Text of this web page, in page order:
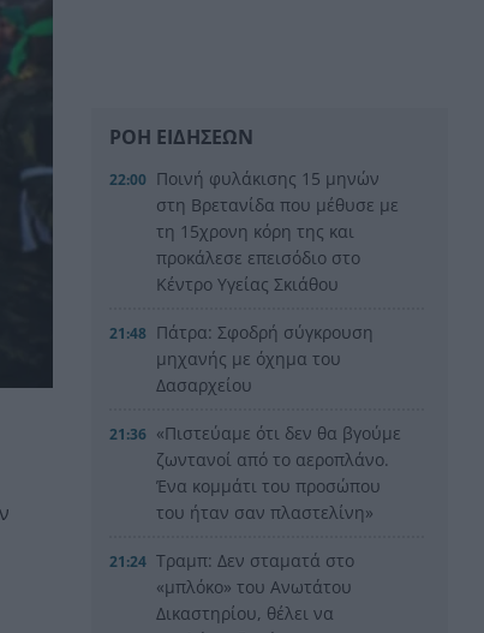
ΡΟΗ ΕΙΔΗΣΕΩΝ
22:00 Ποινή φυλάκισης 15 μηνών
στη Βρετανίδα που μέθυσε με
τη 15χρονη κόρη της και
προκάλεσε επεισόδιο στο
Κέντρο Υγείας Σκιάθου
21:48 Πάτρα: Σφοδρή σύγκρουση
μηχανής με όχημα του
Δασαρχείου
21:36 «Πιστεύαμε ότι δεν θα βγούμε
ζωντανοί από το αεροπλάνο.
Ένα κομμάτι του προσώπου
του ήταν σαν πλαστελίνη»
21:24 Τραμπ: Δεν σταματά στο
«μπλόκο» του Ανωτάτου
Δικαστηρίου, θέλει να